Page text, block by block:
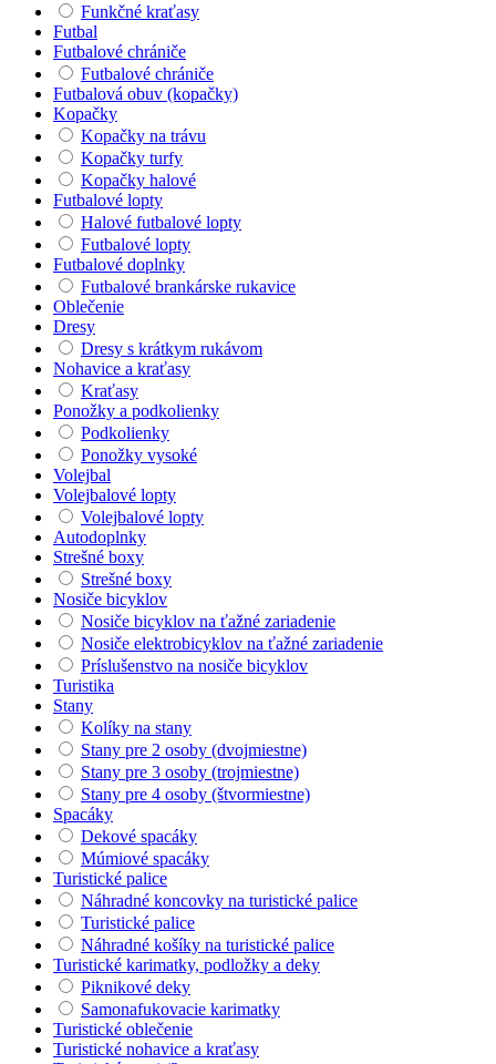
Funkčné kraťasy
Futbal
Futbalové chrániče
Futbalové chrániče
Futbalová obuv (kopačky)
Kopačky
Kopačky na trávu
Kopačky turfy
Kopačky halové
Futbalové lopty
Halové futbalové lopty
Futbalové lopty
Futbalové doplnky
Futbalové brankárske rukavice
Oblečenie
Dresy
Dresy s krátkym rukávom
Nohavice a kraťasy
Kraťasy
Ponožky a podkolienky
Podkolienky
Ponožky vysoké
Volejbal
Volejbalové lopty
Volejbalové lopty
Autodoplnky
Strešné boxy
Strešné boxy
Nosiče bicyklov
Nosiče bicyklov na ťažné zariadenie
Nosiče elektrobicyklov na ťažné zariadenie
Príslušenstvo na nosiče bicyklov
Turistika
Stany
Kolíky na stany
Stany pre 2 osoby (dvojmiestne)
Stany pre 3 osoby (trojmiestne)
Stany pre 4 osoby (štvormiestne)
Spacáky
Dekové spacáky
Múmiové spacáky
Turistické palice
Náhradné koncovky na turistické palice
Turistické palice
Náhradné košíky na turistické palice
Turistické karimatky, podložky a deky
Piknikové deky
Samonafukovacie karimatky
Turistické oblečenie
Turistické nohavice a kraťasy